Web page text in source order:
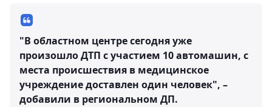
"В областном центре сегодня уже
произошло ДТП с участием 10 автомашин, с
места происшествия в медицинское
учреждение доставлен один человек", –
добавили в региональном ДП.